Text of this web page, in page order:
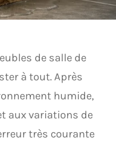
de salle de
à tout. Après
humide,
aux variations de
très courante